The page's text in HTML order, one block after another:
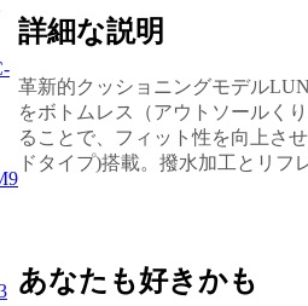
詳細な説明
革新的クッショニングモデル
をボトムレス（アウトソールく
ることで、フィット性を向上さ
ドタイプ)搭載。撥水加工とリフ
あなたも好きかも